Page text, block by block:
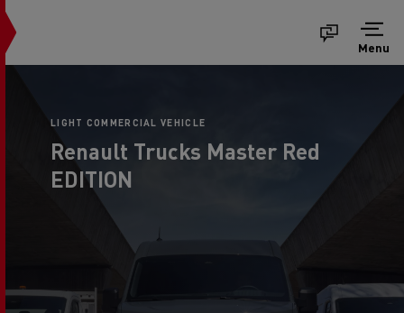
Menu
LIGHT COMMERCIAL VEHICLE
Renault Trucks Master Red
EDITION